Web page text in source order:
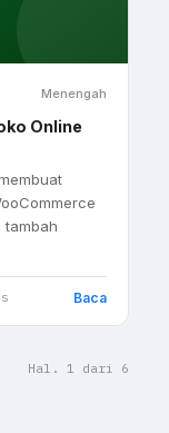
Menengah
Online
tambah
Baca
Hal. 1 dari 6